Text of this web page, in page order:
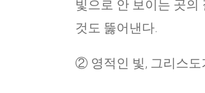
빛으로 안 보이는 곳의
것도 뚫어낸다.
② 영적인 빛, 그리스도